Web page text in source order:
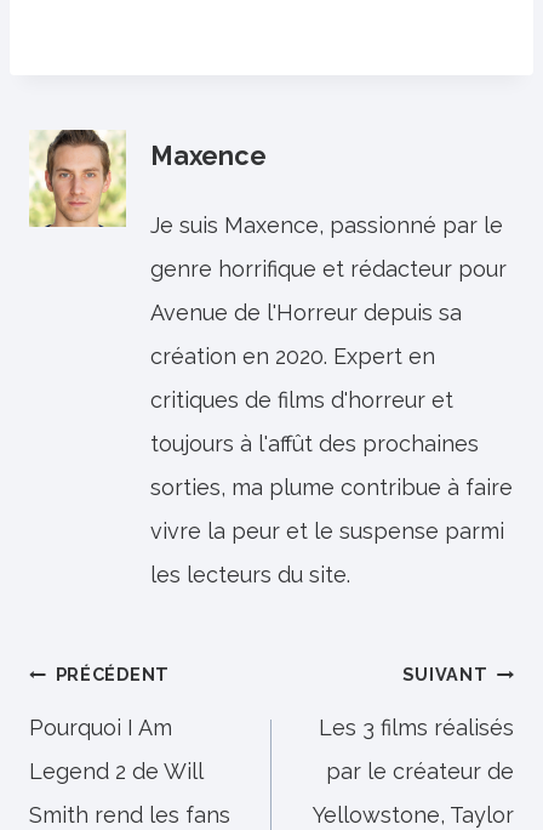
Maxence
Je suis Maxence, passionné par le
genre horrifique et rédacteur pour
Avenue de l'Horreur depuis sa
création en 2020. Expert en
critiques de films d'horreur et
toujours à l'affût des prochaines
sorties, ma plume contribue à faire
vivre la peur et le suspense parmi
les lecteurs du site.
Navigation
de
l’article
PRÉCÉDENT
Pourquoi I Am
Legend 2 de Will
Smith rend les fans
SUIVANT
Les 3 films réalisés
par le créateur de
Yellowstone, Taylor